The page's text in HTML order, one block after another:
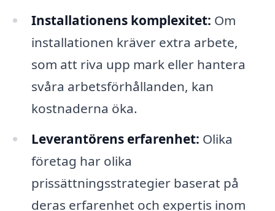
Installationens komplexitet: Om
installationen kräver extra arbete,
som att riva upp mark eller hantera
svåra arbetsförhållanden, kan
kostnaderna öka.
Leverantörens erfarenhet: Olika
företag har olika
prissättningsstrategier baserat på
deras erfarenhet och expertis inom